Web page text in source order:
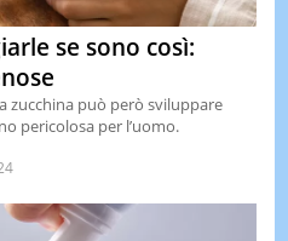
QUIZ
&
se sono così:
zucchina può però sviluppare
pericolosa per l’uomo.